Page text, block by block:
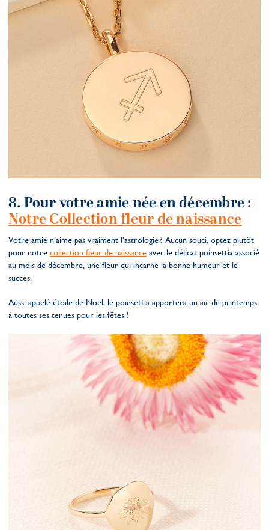
8. Pour votre amie née en décembre :
Notre Collection fleur de naissance
Votre amie n’aime pas vraiment l’astrologie ? Aucun souci, optez plutôt
pour notre collection fleur de naissance avec le délicat poinsettia associé
au mois de décembre, une fleur qui incarne la bonne humeur et le
succès.
Aussi appelé étoile de Noël, le poinsettia apportera un air de printemps
à toutes ses tenues pour les fêtes !